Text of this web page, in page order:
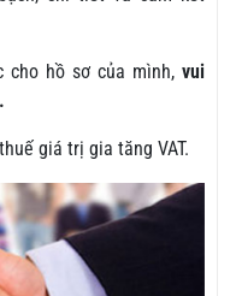
cho hồ sơ của mình, vui
giá trị gia tăng VAT.